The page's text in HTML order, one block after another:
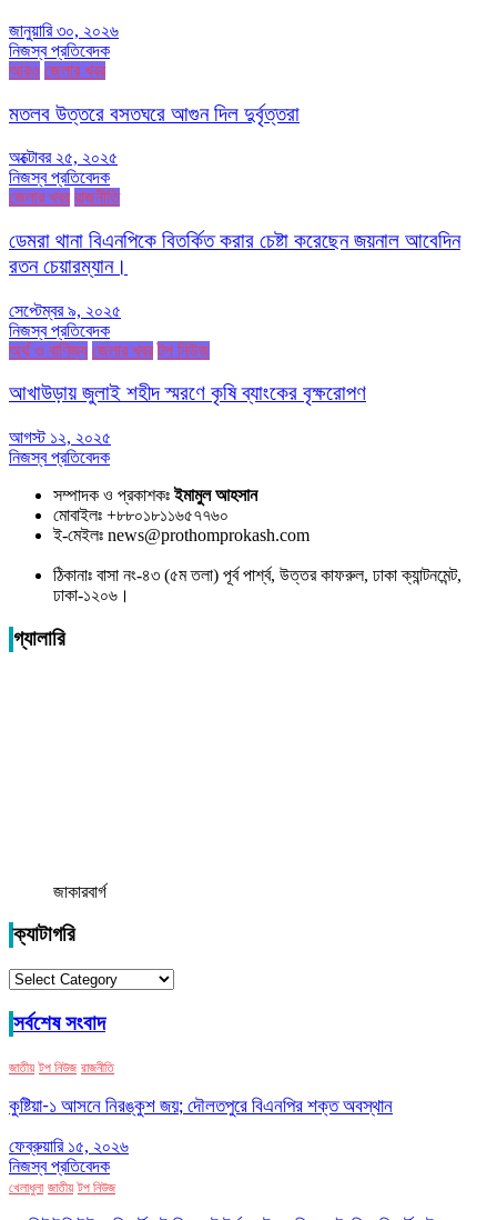
জানুয়ারি ৩০, ২০২৬
নিজস্ব প্রতিবেদক
আরও জেলার খবর
মতলব উত্তরে বসতঘরে আগুন দিল দুর্বৃত্তরা
অক্টোবর ২৫, ২০২৫
নিজস্ব প্রতিবেদক
জেলার খবর রাজনীতি
ডেমরা থানা বিএনপিকে বিতর্কিত করার চেষ্টা করেছেন জয়নাল আবেদিন
রতন চেয়ারম্যান।
সেপ্টেম্বর ৯, ২০২৫
নিজস্ব প্রতিবেদক
অর্থ ও বাণিজ্য জেলার খবর টপ নিউজ
আখাউড়ায় জুলাই শহীদ স্মরণে কৃষি ব্যাংকের বৃক্ষরোপণ
আগস্ট ১২, ২০২৫
নিজস্ব প্রতিবেদক
সম্পাদক ও প্রকাশকঃইমামুল আহসান
মোবাইলঃ +৮৮০১৮১১৬৫৭৭৬০
ই-মেইলঃ news@prothomprokash.com
ঠিকানাঃ বাসা নং-৪৩ (৫ম তলা) পূর্ব পার্শ্ব, উত্তর কাফরুল, ঢাকা ক্যান্টনমেন্ট,
ঢাকা-১২০৬।
গ্যালারি
জাকারবার্গ
ক্যাটাগরি
ক্যাটাগরি
সর্বশেষ সংবাদ
জাতীয় টপ নিউজ রাজনীতি
কুষ্টিয়া-১ আসনে নিরঙ্কুশ জয়; দৌলতপুরে বিএনপির শক্ত অবস্থান
ফেব্রুয়ারি ১৫, ২০২৬
নিজস্ব প্রতিবেদক
খেলাধুলা জাতীয় টপ নিউজ